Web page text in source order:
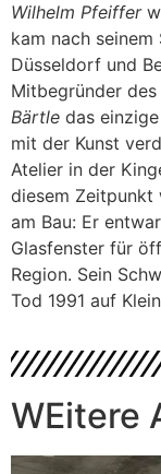
Wilhelm Pfeiffer
kam nach seinem
Düsseldorf und
Mitbegründer
Bärtle das
mit der Kunst
Atelier in der
diesem Zeitpunkt
am Bau: Er
Glasfenster für
Region. Sein
Tod 1991 auf
WEitere